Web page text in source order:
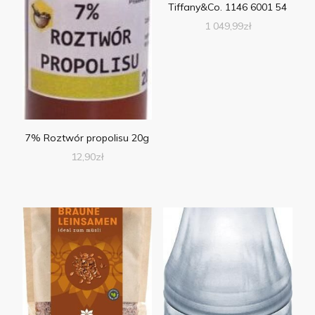
7% Roztwór propolisu 20g
12,90zł
Tiffany&Co. 1146 6001 54
1 049,99zł